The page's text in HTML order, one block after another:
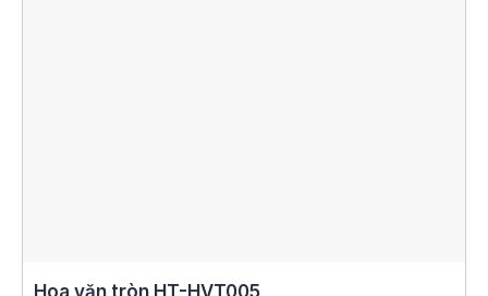
Hoa văn tròn HT-HVT005